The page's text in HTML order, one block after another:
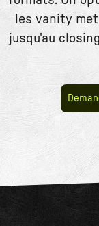
les vanity
jusqu'au